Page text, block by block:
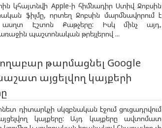
կհայտնվի Apple-ի հիմնադիր Ստիվ Ջոբսին
ֆիլմը, որտեղ Ջոբսին մարմնավորում է
ասղտ Էշտոն Քաթչերը: Իսկ մինչ այդ,
պաշտոնական թրեյլերով ...
թարմացնել Google
այցելվող կայքերի
դիտարկչի սկզբնական էջում ցուցադրվում
կայքերը: Այդ կայքերը ավտոմատ